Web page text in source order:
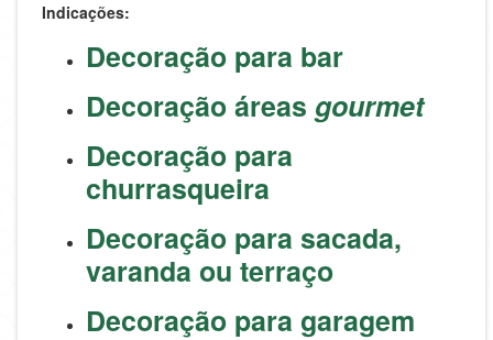
Indicações:
Decoração para bar
Decoração áreas gourmet
Decoração para
churrasqueira
Decoração para sacada,
varanda ou terraço
Decoração para garagem